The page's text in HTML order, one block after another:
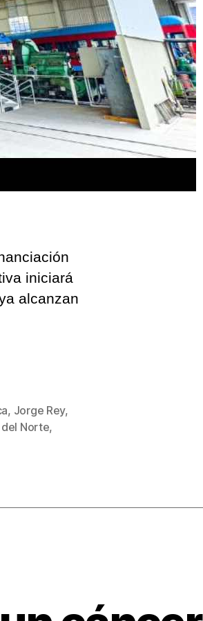
iniciará
alcanzan
, Jorge Rey,
Norte,